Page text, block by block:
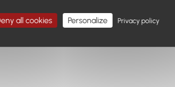
all cookies Personalize Privacy policy